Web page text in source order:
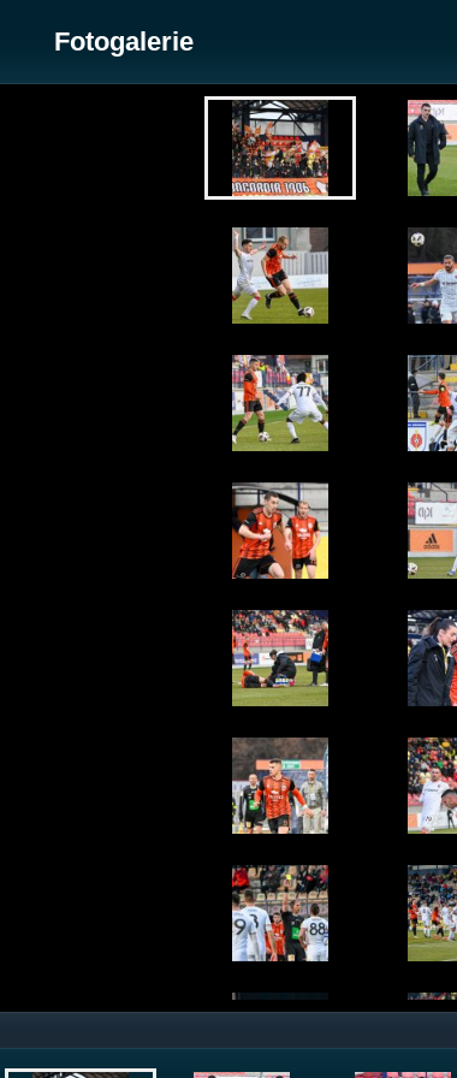
Zobrazit galerii
Fotogalerie